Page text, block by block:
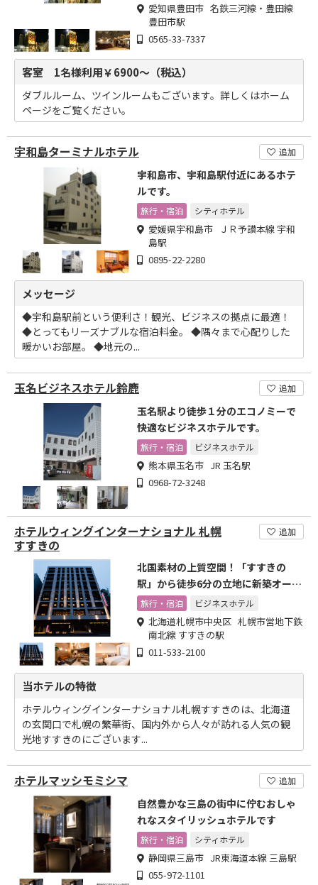
愛知県豊田市 名鉄三河線・豊田線
豊田市駅
0565-33-7337
客室 1名様利用￥6900～（税込）
ダブルルーム、ツインルームもございます。詳しくはホーム
ページをご覧ください。
宇和島ターミナルホテル 追加
宇和島市、宇和島駅付近にあるホテ
ルです。
旅行・宿泊 シティホテル
愛媛県宇和島市 ＪＲ予讃本線 宇和
島駅
0895-22-2280
メッセージ
◆宇和島駅前という便利さ！観光、ビジネスの拠点に最適！
◆とってもリーズナブルな宿泊料金。 ◆隅々まで心配りした
暖かいお部屋。 ◆地元の...
玉名ビジネスホテル鈴鹿 追加
玉名駅より徒歩１分のエコノミーで
快適なビジネスホテルです。
旅行・宿泊 ビジネスホテル
熊本県玉名市 JR 玉名駅
0968-72-3248
ホテルウィングインターナショナル 札幌
すすきの
追加
北国素材の上質空間！「すすきの
駅」から徒歩6分の立地に新築オープ
ン！
旅行・宿泊 ビジネスホテル
北海道札幌市中央区 札幌市営地下鉄
南北線 すすきの駅
011-533-2100
当ホテルの特徴
ホテルウィングインターナショナル札幌すすきのは、北海道
の玄関口で札幌の繁華街、国内外から人々が訪れる人気の観
光地すすきのにございます...
ホテルマッシモミシマ 追加
自然豊かな三島の街中に佇むおしゃ
れなスタイリッシュホテルです
旅行・宿泊 シティホテル
静岡県三島市 JR東海道本線 三島駅
055-972-1101